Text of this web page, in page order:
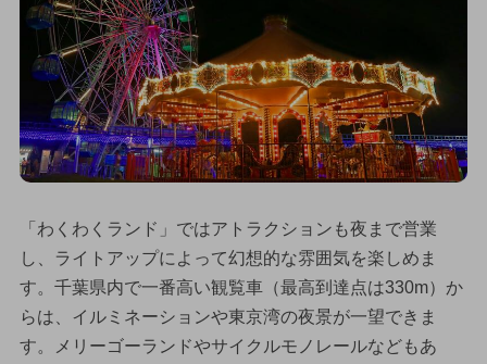
「わくわくランド」ではアトラクションも夜まで営業
し、ライトアップによって幻想的な雰囲気を楽しめま
す。千葉県内で一番高い観覧車（最高到達点は330m）か
らは、イルミネーションや東京湾の夜景が一望できま
す。メリーゴーランドやサイクルモノレールなどもあ